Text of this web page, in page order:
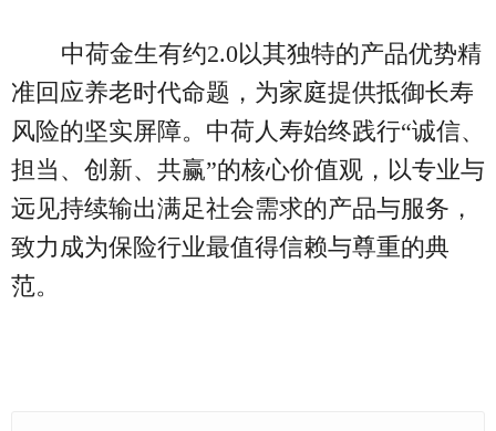
中荷金生有约2.0以其独特的产品优势精
准回应养老时代命题，为家庭提供抵御长寿
风险的坚实屏障。中荷人寿始终践行“诚信、
担当、创新、共赢”的核心价值观，以专业与
远见持续输出满足社会需求的产品与服务，
致力成为保险行业最值得信赖与尊重的典
范。